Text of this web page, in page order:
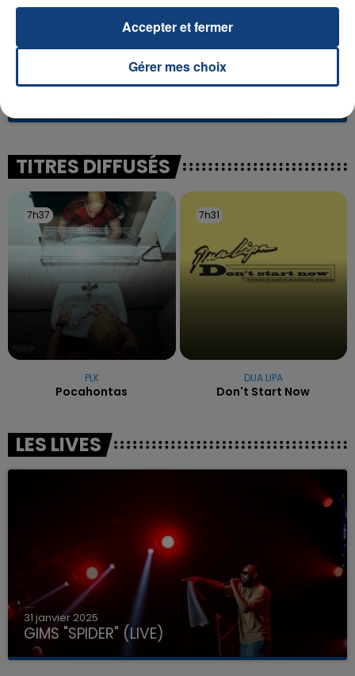
UNE ADOLESCENTE DEVANT SE FAIRE
La famille a porté plainte contre la clinique qui a
excuses.
TITRES DIFFUSÉS
7h37
7h37
PLK
Pocahontas
7h31
7h31
DUA LIPA
Don't Start Now
LES LIVES
31 janvier 2025
GIMS "SPIDER" (LIVE)
Gérer mes choix
Accepter et fermer